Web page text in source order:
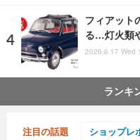
フィアット
る…灯火類
2026.6.17 Wed
ランキ
注目の話題 ショップレ